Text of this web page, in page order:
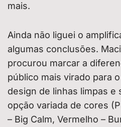
mais.
Ainda não liguei o
algumas conclusões.
procurou marcar a
público mais virado para
design de linhas limpas e
opção variada de cores
– Big Calm, Vermelho –